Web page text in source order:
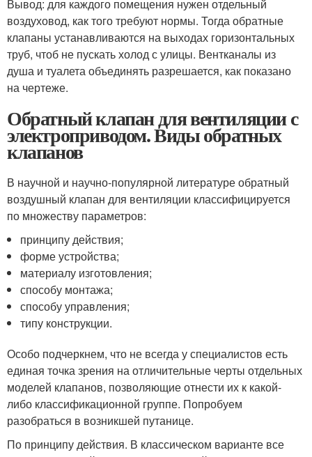
Вывод: для каждого помещения нужен отдельный
воздуховод, как того требуют нормы. Тогда обратные
клапаны устанавливаются на выходах горизонтальных
труб, чтоб не пускать холод с улицы. Вентканалы из
душа и туалета объединять разрешается, как показано
на чертеже.
Обратный клапан для вентиляции с
электроприводом. Виды обратных
клапанов
В научной и научно-популярной литературе обратный
воздушный клапан для вентиляции классифицируется
по множеству параметров:
принципу действия;
форме устройства;
материалу изготовления;
способу монтажа;
способу управления;
типу конструкции.
Особо подчеркнем, что не всегда у специалистов есть
единая точка зрения на отличительные черты отдельных
моделей клапанов, позволяющие отнести их к какой-
либо классификационной группе. Попробуем
разобраться в возникшей путанице.
По принципу действия. В классическом варианте все